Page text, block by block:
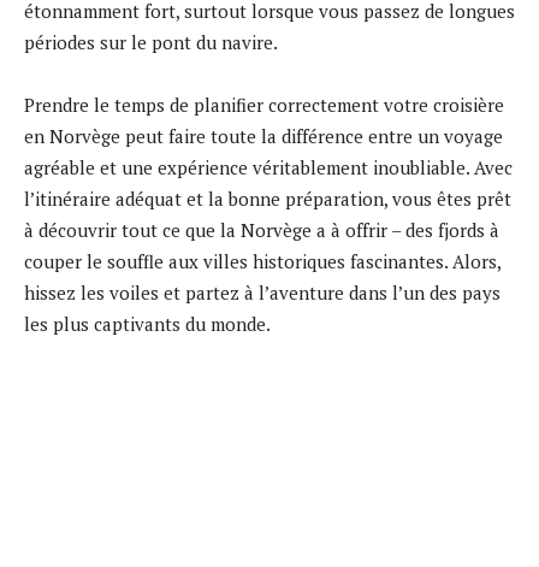
étonnamment fort, surtout lorsque vous passez de longues
périodes sur le pont du navire.
Prendre le temps de planifier correctement votre croisière
en Norvège peut faire toute la différence entre un voyage
agréable et une expérience véritablement inoubliable. Avec
l’itinéraire adéquat et la bonne préparation, vous êtes prêt
à découvrir tout ce que la Norvège a à offrir – des fjords à
couper le souffle aux villes historiques fascinantes. Alors,
hissez les voiles et partez à l’aventure dans l’un des pays
les plus captivants du monde.